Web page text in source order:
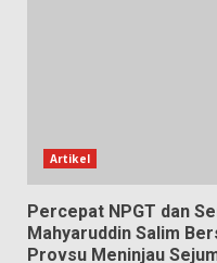
Artikel
Percepat NPGT dan
Mahyaruddin Salim
Provsu Meninjau